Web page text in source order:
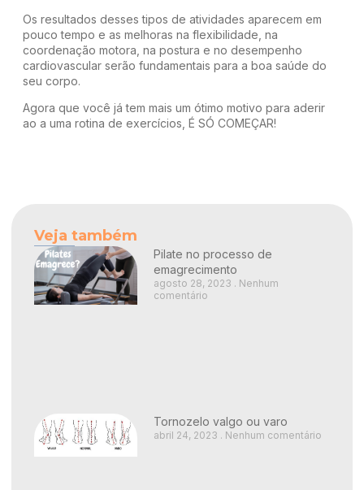
Os resultados desses tipos de atividades aparecem em
pouco tempo e as melhoras na flexibilidade, na
coordenação motora, na postura e no desempenho
cardiovascular serão fundamentais para a boa saúde do
seu corpo.
Agora que você já tem mais um ótimo motivo para aderir
ao a uma rotina de exercícios, É SÓ COMEÇAR!
Veja também
Pilate no processo de
emagrecimento
agosto 28, 2023
Nenhum
comentário
Tornozelo valgo ou varo
abril 24, 2023 Nenhum comentário